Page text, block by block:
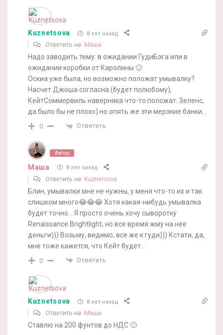
Kuznetsova 8 лет назад
Ответить на Маша
Надо заводить тему: в ожидании ГудиБэга или в
ожидании коробки от Каролины 🙂
Оскиа уже была, но возможно положат умывалку?
Насчет Джоша согласна (будет полюбому),
КейтСоммервиль наверняка что-то положат. Зеленс,
да было бы не плохо) но опять же эти мерзкие банки…
0 Ответить
Автор
Маша 8 лет назад
Ответить на Kuznetsova
Блин, умывалки мне не нужны, у меня что-то их и так
слишком много😂😂😂 Хотя какая-нибудь умывалка
будет точно… Я просто очень хочу сыворотку
Renaissance Brightlight, но все время жму на нее
деньги))) Возьму, видимо, все же к гуди))) Кстати, да,
мне тоже кажется, что Кейт будет…
0 Ответить
Kuznetsova 8 лет назад
Ответить на Маша
Ставлю на 200 фунтов до НДС 🙂